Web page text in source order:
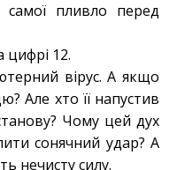
самої пливло перед
цифрі 12.
вірус. А якщо
Але хто її напустив
Чому цей дух
сонячний удар? А
нечисту силу.